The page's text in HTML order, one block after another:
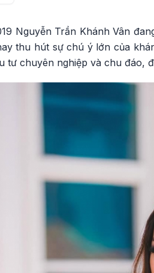
Nguyễn Trần Khánh Vân
thu hút sự chú ý lớn của
tư chuyên nghiệp và chu đáo,